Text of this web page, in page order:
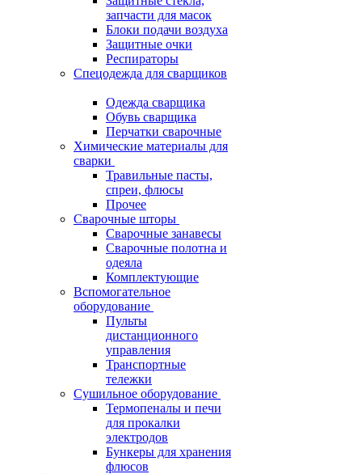
запчасти для масок
Блоки подачи воздуха
Защитные очки
Респираторы
Спецодежда для сварщиков
Одежда сварщика
Обувь сварщика
Перчатки сварочные
Химические материалы для
сварки
Травильные пасты,
спреи, флюсы
Прочее
Сварочные шторы
Сварочные занавесы
Сварочные полотна и
одеяла
Комплектующие
Вспомогательное
оборудование
Пульты
дистанционного
управления
Транспортные
тележки
Сушильное оборудование
Термопеналы и печи
для прокалки
электродов
Бункеры для хранения
флюсов